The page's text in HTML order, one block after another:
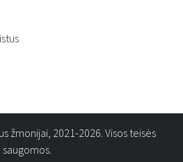
žmonijai, 2021-2026. Visos teisės
saugomos.